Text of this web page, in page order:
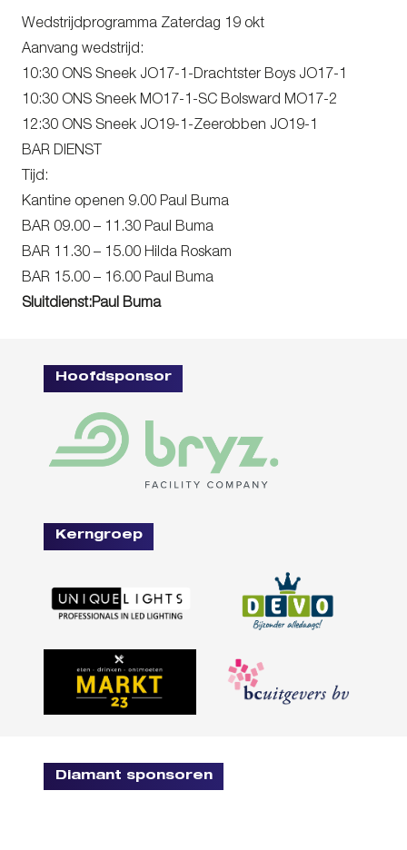
Wedstrijdprogramma Zaterdag 19 okt
Aanvang wedstrijd:
10:30 ONS Sneek JO17-1-Drachtster Boys JO17-1
10:30 ONS Sneek MO17-1-SC Bolsward MO17-2
12:30 ONS Sneek JO19-1-Zeerobben JO19-1
BAR DIENST
Tijd:
Kantine openen 9.00 Paul Buma
BAR 09.00 – 11.30 Paul Buma
BAR 11.30 – 15.00 Hilda Roskam
BAR 15.00 – 16.00 Paul Buma
Sluitdienst:Paul Buma
Hoofdsponsor
Kerngroep
Diamant sponsoren